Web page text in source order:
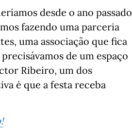
desde o ano passado
fazendo uma parceria
uma associação que fica
de um espaço
Ribeiro, um dos
é que a festa receba